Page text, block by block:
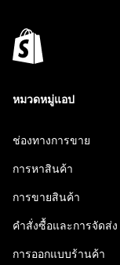
หมวดหมู่แอป
ช่องทางการขาย
การหาสินค้า
การขายสินค้า
คำสั่งซื้อและการจัดส่ง
การออกแบบร้านค้า